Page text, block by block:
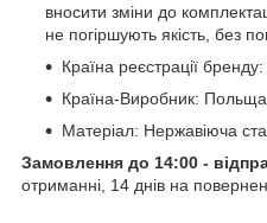
вносити зміни до
не погіршують якість, без
Країна реєстрації
Країна-Виробник: Польща
Матеріал: Нержавіюча
Замовлення до 14:00 -
отриманні, 14 днів на